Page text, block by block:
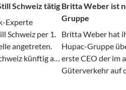
Schweiz tätig
Experte
Schweiz per 1.
angetreten.
künftig als
Britta Weber ist
Gruppe
Britta Weber hat
Hupac-Gruppe
erste CEO der im
Güterverkehr auf